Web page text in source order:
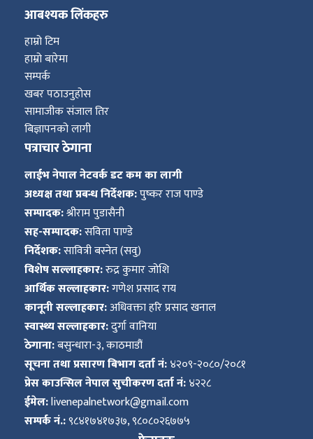
आबश्यक लिंकहरु
हाम्रो टिम
हाम्रो बारेमा
सम्पर्क
खबर पठाउनुहोस
सामाजीक संजाल तिर
बिज्ञापनको लागी
पत्राचार ठेगाना
लाईभ नेपाल नेटवर्क डट कम का लागी
अध्यक्ष तथा प्रबन्ध निर्देशक:पुष्कर राज पाण्डे
सम्पादक:श्रीराम पुडासैनी
सह-सम्पादक:सविता पाण्डे
निर्देशक:सावित्री बस्नेत (सवु)
विशेष सल्लाहकार:रुद्र कुमार जोशि
आर्थिक सल्लाहकार:गणेश प्रसाद राय
कानूनी सल्लाहकार:अधिवक्ता हरि प्रसाद खनाल
स्वास्थ्य सल्लाहकार:दुर्गा वानिया
ठेगाना:बसुन्धारा-३, काठमाडौं
सूचना तथा प्रसारण बिभाग दर्ता नं:४२०९-२०८०/२०८१
प्रेस काउन्सिल नेपाल सुचीकरण दर्ता नं:४२२८
ईमेल:livenepalnetwork@gmail.com
सम्पर्क नं.:९८४१७४१७३७, ९८०८०२६७७५